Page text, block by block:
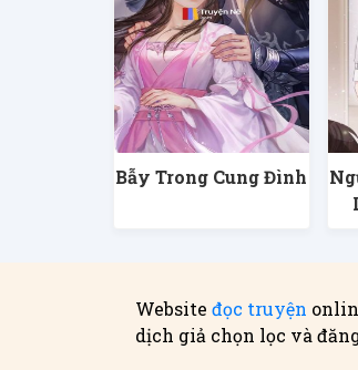
Bẫy Trong Cung Đình
Website đọc truyện
dịch giả chọn lọc và